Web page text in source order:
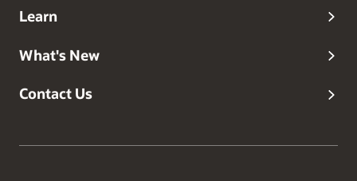
Learn
What's New
Contact Us